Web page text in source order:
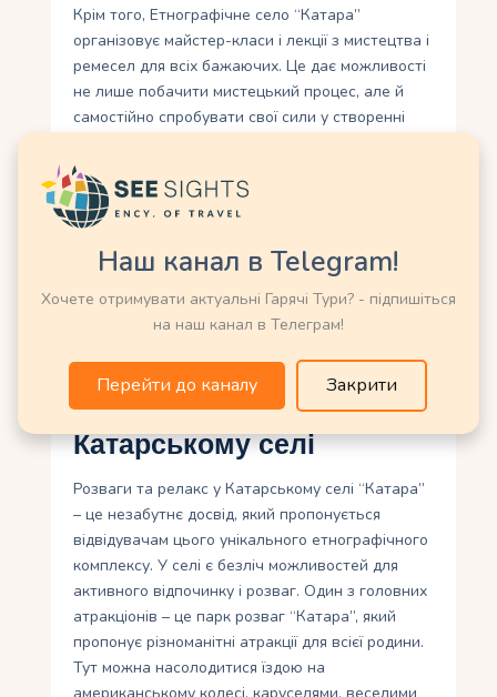
Крім того, Етнографічне село “Катара”
організовує майстер-класи і лекції з мистецтва і
ремесел для всіх бажаючих. Це дає можливості
не лише побачити мистецький процес, але й
самостійно спробувати свої сили у створенні
Етнографічному селі “Катара” створюють
неповторну атмосферу, де кожен може
погрузитися у святкування культури та
екскурсійного маршруту по селу і надають
можливостей насолодитися красою й
розмаїттям традиційних ремесел та мистецтва
Розваги та Релакс у
Катарському селі
Розваги та релакс у Катарському селі “Катара”
– це незабутнє досвід, який пропонується
відвідувачам цього унікального етнографічного
комплексу. У селі є безліч можливостей для
активного відпочинку і розваг. Один з головних
атракціонів – це парк розваг “Катара”, який
пропонує різноманітні атракції для всієї родини.
Тут можна насолодитися їздою на
американському колесі, каруселями, веселими
Наш канал в Telegram!
Хочете отримувати актуальні Гарячі Тури? - підпишіться
на наш канал в Телеграм!
Перейти до каналу Закрити